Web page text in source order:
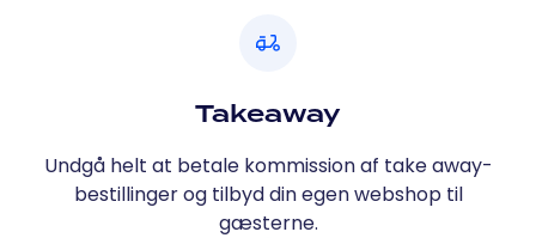
Takeaway
Undgå helt at betale kommission af take away-
bestillinger og tilbyd din egen webshop til
gæsterne.